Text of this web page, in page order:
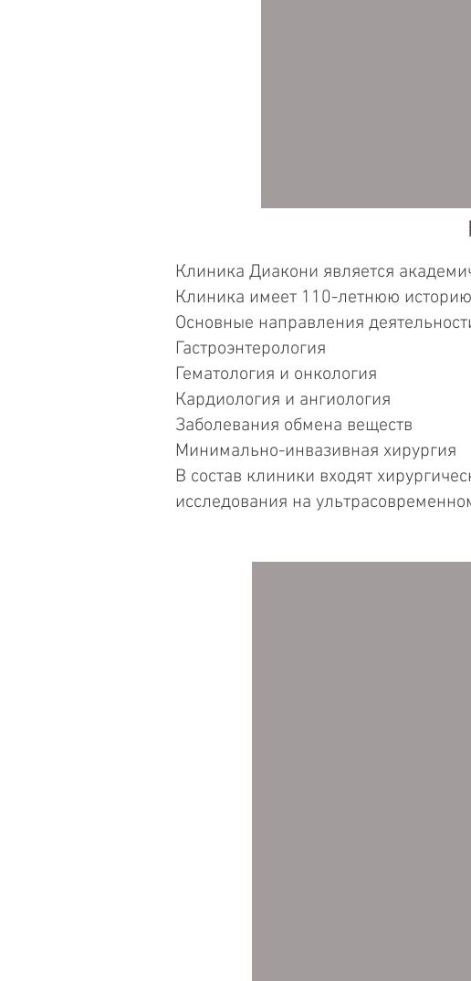
Клиника Диакони является
Клиника имеет 110-летнюю
Основные направления
Гастроэнтерология
Гематология и онкология
Кардиология и ангиология
Заболевания обмена веществ
Минимально-инвазивная хирургия
В состав клиники входят
исследования на